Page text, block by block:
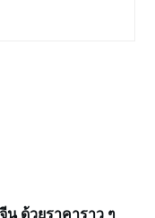
น ด้วยราคาราว ๆ